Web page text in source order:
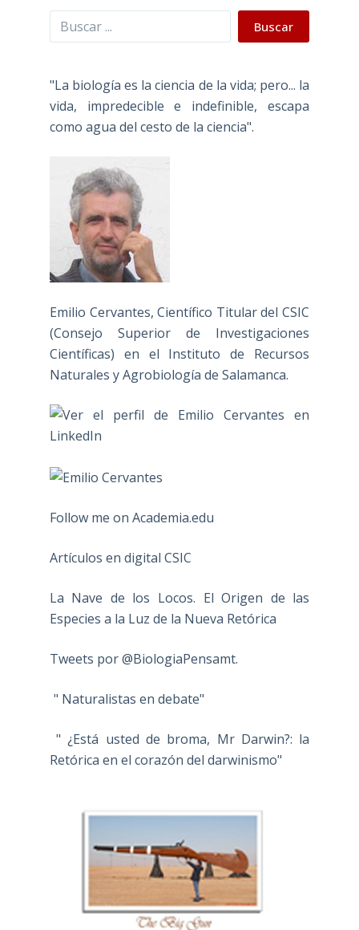
Buscar Buscar
"La biología es la ciencia de la vida; pero... la
vida, impredecible e indefinible, escapa
como agua del cesto de la ciencia".
Emilio Cervantes, Científico Titular del CSIC
(Consejo Superior de Investigaciones
Científicas) en el Instituto de Recursos
Naturales y Agrobiología de Salamanca.
Follow me on Academia.edu
Artículos en digital CSIC
La Nave de los Locos. El Origen de las
Especies a la Luz de la Nueva Retórica
Tweets por @BiologiaPensamt.
" Naturalistas en debate"
" ¿Está usted de broma, Mr Darwin?: la
Retórica en el corazón del darwinismo"